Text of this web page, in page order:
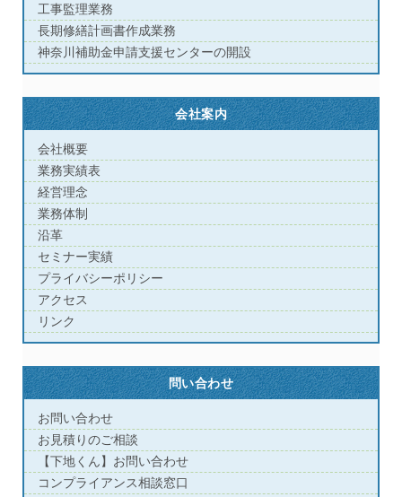
工事監理業務
長期修繕計画書作成業務
神奈川補助金申請支援センターの開設
会社案内
会社概要
業務実績表
経営理念
業務体制
沿革
セミナー実績
プライバシーポリシー
アクセス
リンク
問い合わせ
お問い合わせ
お見積りのご相談
【下地くん】お問い合わせ
コンプライアンス相談窓口